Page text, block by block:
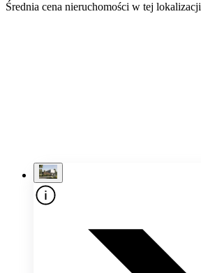
Średnia cena nieruchomości w tej lokalizacji